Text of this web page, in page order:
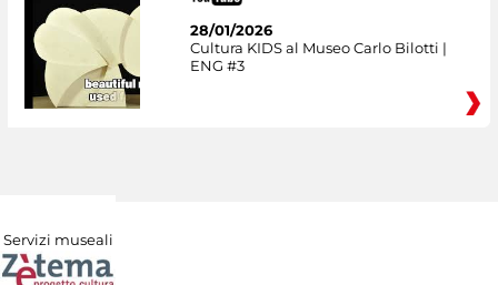
28/01/2026
Cultura KIDS al Museo Carlo Bilotti |
ENG #3
Servizi museali